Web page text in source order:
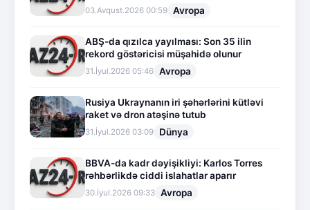
03.Avqust.2026 00:59 Avropa
ABŞ-da qızılca yayılması: Son 35 ilin
rekord göstəricisi müşahidə olunur
31.İyul.2026 05:46 Avropa
Rusiya Ukraynanın iri şəhərlərini kütləvi
raket və dron atəşinə tutub
31.İyul.2026 03:09 Dünya
BBVA-da kadr dəyişikliyi: Karlos Torres
rəhbərlikdə ciddi islahatlar aparır
30.İyul.2026 09:33 Avropa